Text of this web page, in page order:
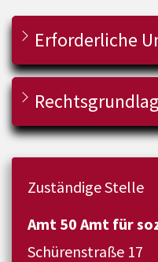
Erforderliche
Zuständige Stelle
Amt 50 Amt für
Schürenstraße 17